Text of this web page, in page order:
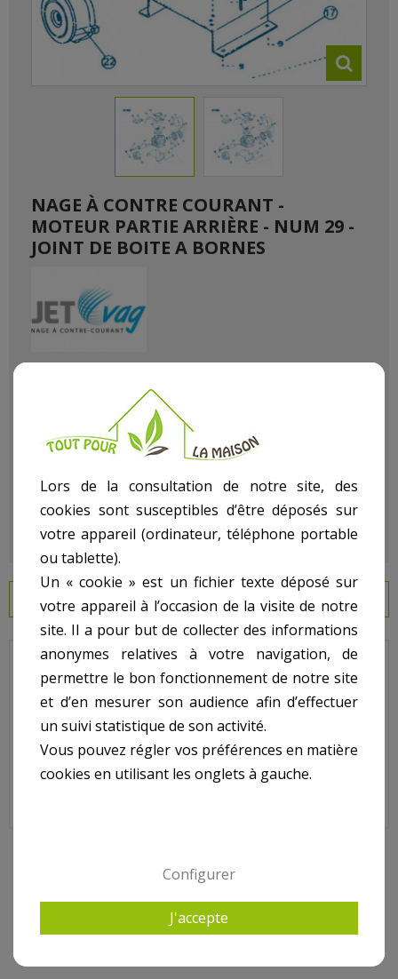
NAGE À CONTRE COURANT -
MOTEUR PARTIE ARRIÈRE - NUM 29 -
JOINT DE BOITE A BORNES
EN SAVOIR PLUS
JET VAG - Nage à Contre courant - Moteur Partie
Arrière - Joint de boite a bornes.
9 AUTRES PRODUITS DANS JET VAG - MOTEUR PARTIE
ARRIÈRE
Lors de la consultation de notre site, des
cookies sont susceptibles d’être déposés sur
votre appareil (ordinateur, téléphone portable
ou tablette).
Un « cookie » est un fichier texte déposé sur
votre appareil à l’occasion de la visite de notre
site. Il a pour but de collecter des informations
anonymes relatives à votre navigation, de
permettre le bon fonctionnement de notre site
et d’en mesurer son audience afin d’effectuer
un suivi statistique de son activité.
Vous pouvez régler vos préférences en matière
cookies en utilisant les onglets à gauche.
Configurer
J'accepte